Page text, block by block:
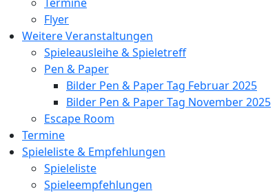
Flyer
Weitere Veranstaltungen
Spieleausleihe & Spieletreff
Pen & Paper
Bilder Pen & Paper Tag Februar 2025
Bilder Pen & Paper Tag November 2025
Escape Room
Termine
Spieleliste & Empfehlungen
Spieleliste
Spieleempfehlungen